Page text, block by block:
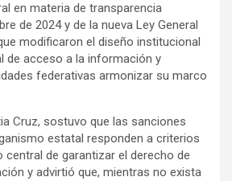
en materia de transparencia
de 2024 y de la nueva Ley General
modificaron el diseño institucional
de acceso a la información y
federativas armonizar su marco
Cruz, sostuvo que las sanciones
estatal responden a criterios
central de garantizar el derecho de
y advirtió que, mientras no exista